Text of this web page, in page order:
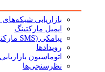
بازاریابی
ایمیل مارکتینگ
پیامکی (SMS مارکتینگ)
رویدادها
اتوماسیون بازاریابی
نظرسنجی‌ها